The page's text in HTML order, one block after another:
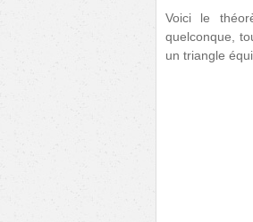
Voici le
quelconque,
un triangle